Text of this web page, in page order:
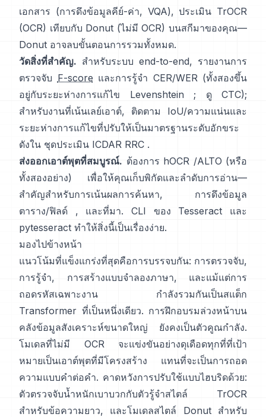
เอกสาร (การดึงข้อมูลคีย์-ค่า, VQA), ประเมิน TrOCR
(OCR) เทียบกับ Donut (ไม่มี OCR) บนสกีมาของคุณ—
Donut อาจลบขั้นตอนการรวมทั้งหมด.
วัดสิ่งที่สำคัญ. สำหรับระบบ end-to-end, รายงานการ
ตรวจจับ F-score และการรู้จำ CER/WER (ทั้งสองขึ้น
อยู่กับระยะห่างการแก้ไข Levenshtein ; ดู
CTC);
สำหรับงานที่เน้นเลย์เอาต์, ติดตาม IoU/ความแน่นและ
ระยะห่างการแก้ไขที่ปรับให้เป็นมาตรฐานระดับอักขระ
ดังใน ชุดประเมิน ICDAR RRC .
ส่งออกเอาต์พุตที่สมบูรณ์. ต้องการ hOCR /ALTO (หรือ
ทั้งสองอย่าง) เพื่อให้คุณเก็บพิกัดและลำดับการอ่าน—
สำคัญสำหรับการเน้นผลการค้นหา, การดึงข้อมูล
ตาราง/ฟิลด์ , และที่มา. CLI ของ Tesseract และ
pytesseract ทำให้สิ่งนี้เป็นเรื่องง่าย.
มองไปข้างหน้า
แนวโน้มที่แข็งแกร่งที่สุดคือการบรรจบกัน: การตรวจจับ,
การรู้จำ, การสร้างแบบจำลองภาษา, และแม้แต่การ
ถอดรหัสเฉพาะงาน กำลังรวมกันเป็นสแต็ก
Transformer ที่เป็นหนึ่งเดียว. การฝึกอบรมล่วงหน้าบน
คลังข้อมูลสังเคราะห์ขนาดใหญ่
ยังคงเป็นตัวคูณกำลัง.
โมเดลที่ไม่มี OCR จะแข่งขันอย่างดุเดือดทุกที่ที่เป้า
หมายเป็นเอาต์พุตที่มีโครงสร้าง แทนที่จะเป็นการถอด
ความแบบคำต่อคำ. คาดหวังการปรับใช้แบบไฮบริดด้วย:
ตัวตรวจจับน้ำหนักเบาบวกกับตัวรู้จำสไตล์ TrOCR
สำหรับข้อความยาว, และโมเดลสไตล์ Donut สำหรับ